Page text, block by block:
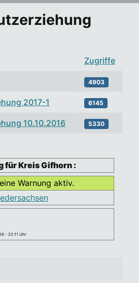
Zugriffe
4903
2017-1 6145
10.10.2016 5330
für Kreis Gifhorn :
Warnung aktiv.
- 22:11 Uhr